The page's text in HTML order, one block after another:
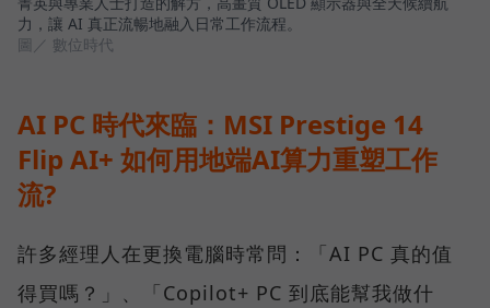
力，讓 AI 真正流暢地融入日常工作流程。
圖／ 數位時代
AI PC 時代來臨：MSI Prestige 14
Flip AI+ 如何用地端AI算力重塑工作
流?
許多經理人在更換電腦時常問：「AI PC 真的值
得買嗎？」、「Copilot+ PC 到底能幫我做什